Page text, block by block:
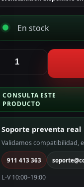
En stock
CONSULTA ESTE
PRODUCTO
Soporte preventa real
Validamos compatibilidad,
911 413 363
L-V 10:00–19:00